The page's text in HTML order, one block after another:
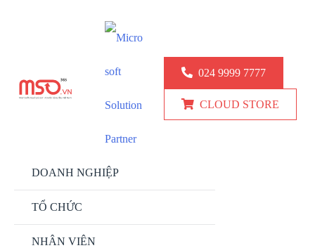
024 9999 7777
CLOUD STORE
DOANH NGHIỆP
TỔ CHỨC
NHÂN VIÊN